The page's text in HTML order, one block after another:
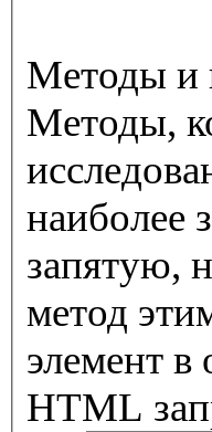
Методы и
Методы,
наиболее
запятую,
метод
элемент в
HTML